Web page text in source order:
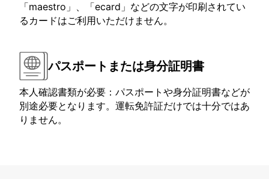
「maestro」、「ecard」などの文字が印刷されてい
るカードはご利用いただけません。
パスポートまたは身分証明書
本人確認書類が必要：パスポートや身分証明書などが
別途必要となります。運転免許証だけでは十分ではあ
りません。